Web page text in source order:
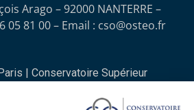
Arago – 92000 NANTERRE –
05 81 00 – Email : cso@osteo.fr
| Conservatoire Supérieur